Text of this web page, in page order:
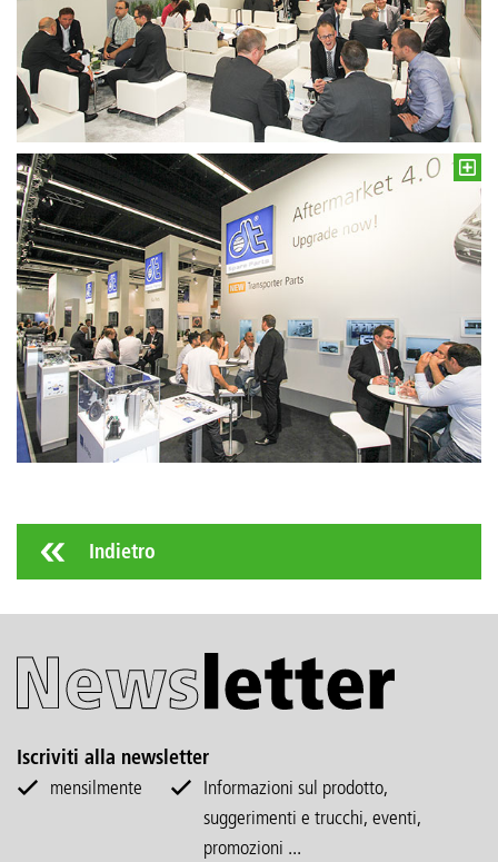
Indietro
Iscriviti alla newsletter
mensilmente
Informazioni sul prodotto,
suggerimenti e trucchi, eventi,
promozioni ...